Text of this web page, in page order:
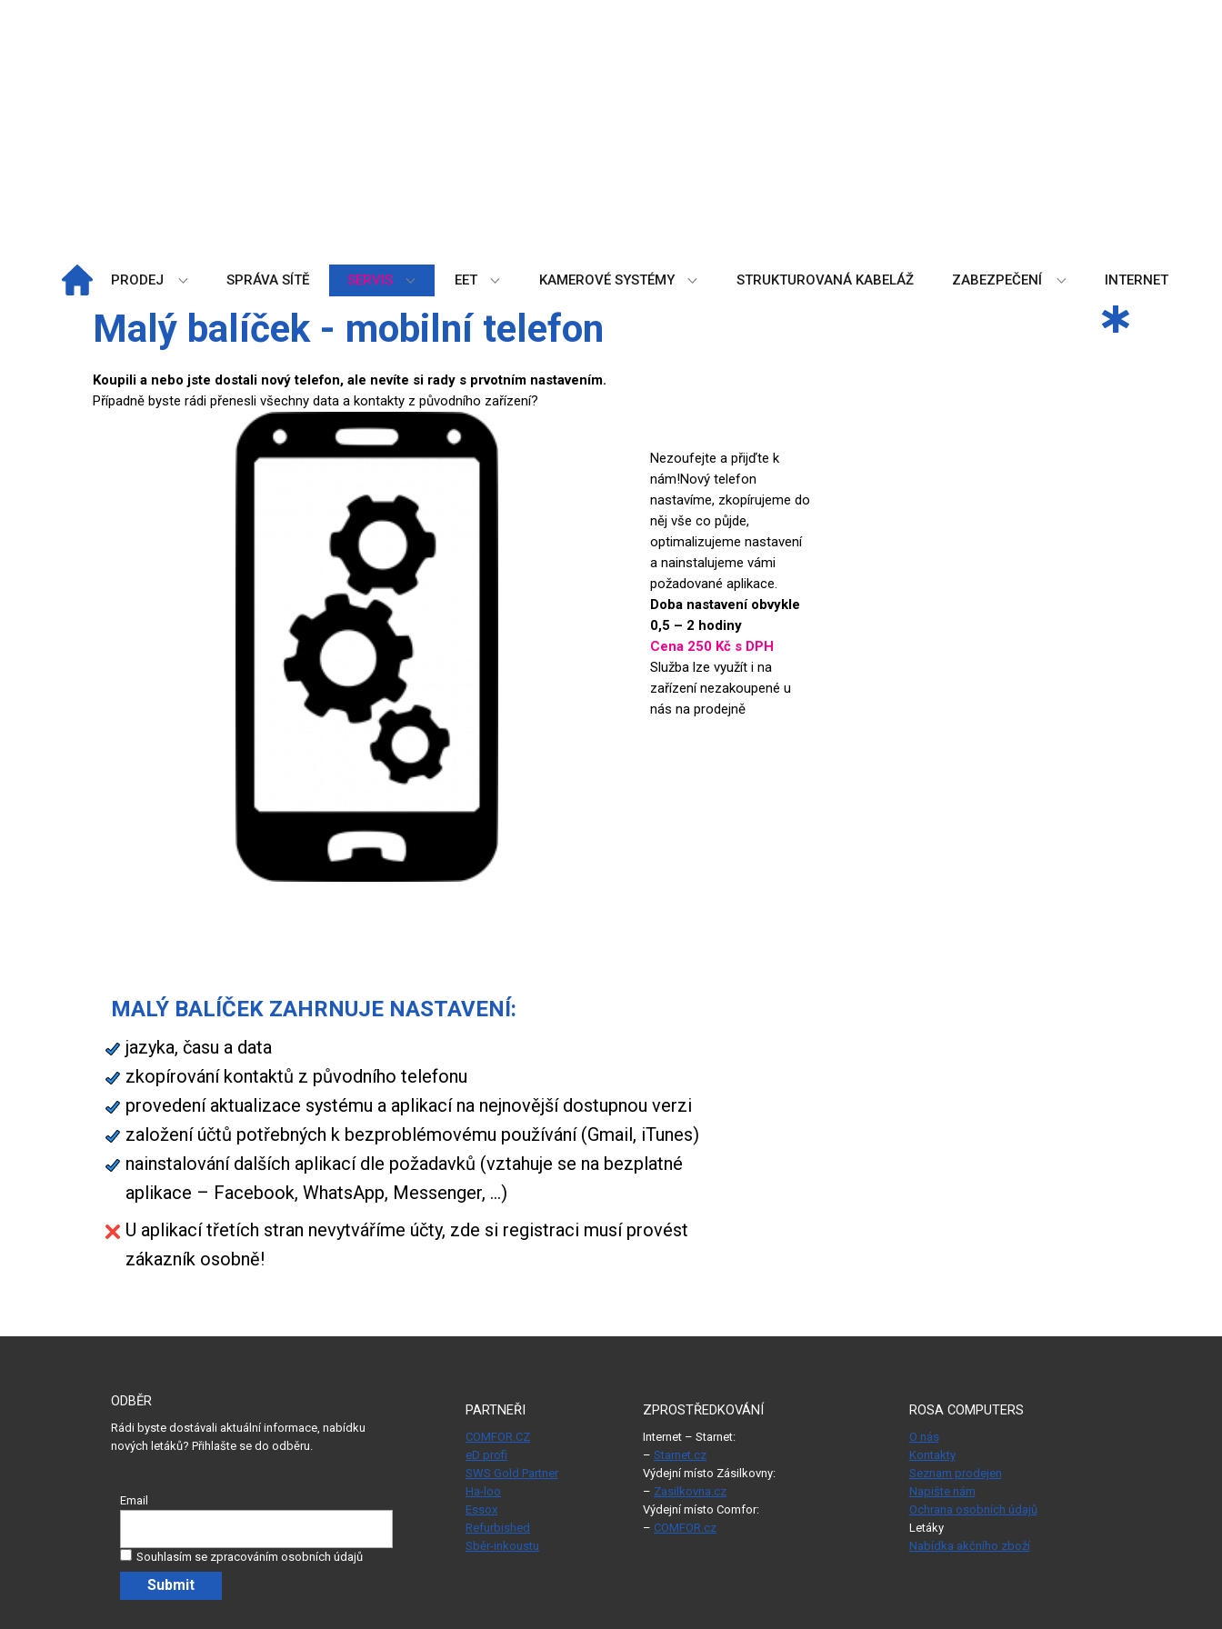
PRODEJ SPRÁVA SÍTĚ SERVIS EET KAMEROVÉ SYSTÉMY STRUKTUROVANÁ KABELÁŽ ZABEZPEČENÍ INTERNET
Malý balíček - mobilní telefon
Koupili a nebo jste dostali nový telefon, ale nevíte si rady s prvotním nastavením.
Případně byste rádi přenesli všechny data a kontakty z původního zařízení?
Nezoufejte a přijďte k
nám!Nový telefon
nastavíme, zkopírujeme do
něj vše co půjde,
optimalizujeme nastavení
a nainstalujeme vámi
požadované aplikace.
Doba nastavení obvykle
0,5 – 2 hodiny
Cena 250 Kč s DPH
Služba lze využít i na
zařízení nezakoupené u
nás na prodejně
MALÝ BALÍČEK ZAHRNUJE NASTAVENÍ:
jazyka, času a data
zkopírování kontaktů z původního telefonu
provedení aktualizace systému a aplikací na nejnovější dostupnou verzi
založení účtů potřebných k bezproblémovému používání (Gmail, iTunes)
nainstalování dalších aplikací dle požadavků (vztahuje se na bezplatné
aplikace – Facebook, WhatsApp, Messenger, …)
U aplikací třetích stran nevytváříme účty, zde si registraci musí provést
zákazník osobně!
ODBĚR
Rádi byste dostávali aktuální informace, nabídku
nových letáků? Přihlašte se do odběru.
Email
Souhlasím se zpracováním osobních údajů
Submit
PARTNEŘI
COMFOR.CZ
eD profi
SWS Gold Partner
Ha-loo
Essox
Refurbished
Sběr-inkoustu
ZPROSTŘEDKOVÁNÍ
Internet – Starnet:
– Starnet.cz
Výdejní místo Zásilkovny:
– Zasilkovna.cz
Výdejní místo Comfor:
– COMFOR.cz
ROSA COMPUTERS
O nás
Kontakty
Seznam prodejen
Napište nám
Ochrana osobních údajů
Letáky
Nabídka akčního zboží